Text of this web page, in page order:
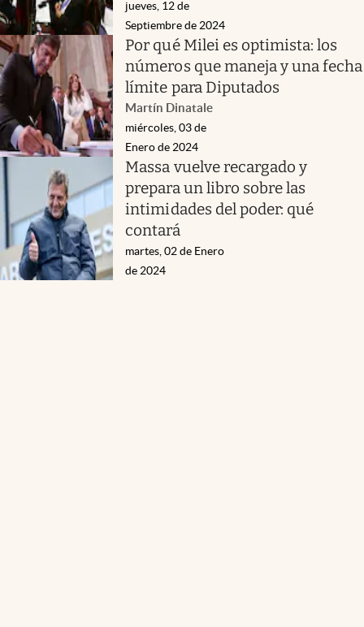
jueves, 12 de
Septiembre de 2024
Por qué Milei es optimista: los
números que maneja y una fecha
límite para Diputados
Martín Dinatale
miércoles, 03 de
Enero de 2024
Massa vuelve recargado y
prepara un libro sobre las
intimidades del poder: qué
contará
martes, 02 de Enero
de 2024